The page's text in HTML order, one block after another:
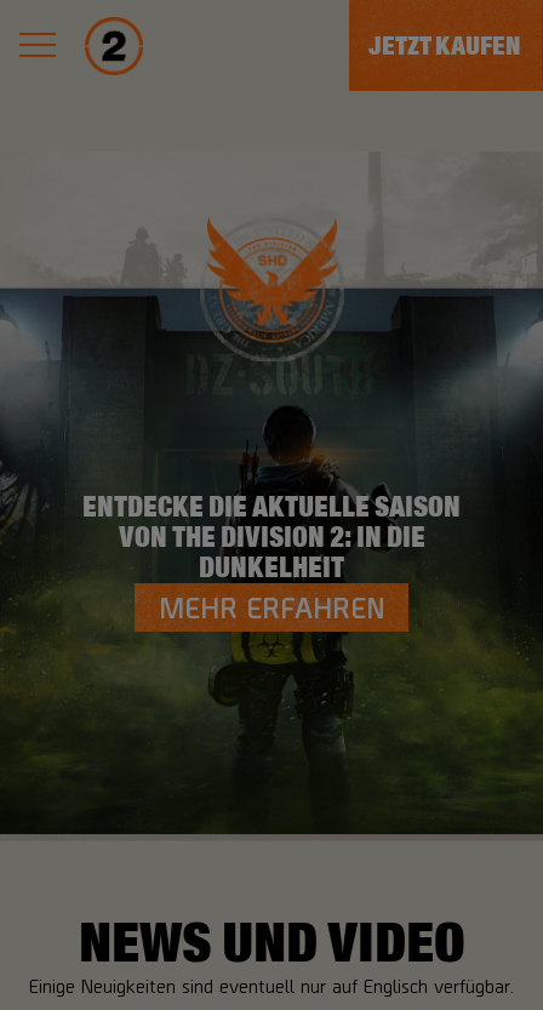
JETZT KAUFEN
ENTDECKE DIE AKTUELLE SAISON
VON THE DIVISION 2: IN DIE
DUNKELHEIT
MEHR ERFAHREN
NEWS UND VIDEO
Einige Neuigkeiten sind eventuell nur auf Englisch verfügbar.